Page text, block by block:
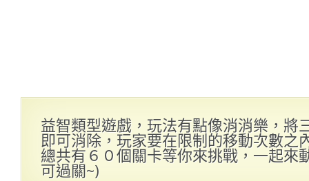
益智類型遊戲，玩法有點像消消樂，將
即可消除，玩家要在限制的移動次數之
總共有６０個關卡等你來挑戰，一起來
可過關~)